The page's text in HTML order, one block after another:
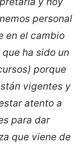
personal
en el cambio
ha sido un
porque
vigentes y
atento a
para dar
que viene de